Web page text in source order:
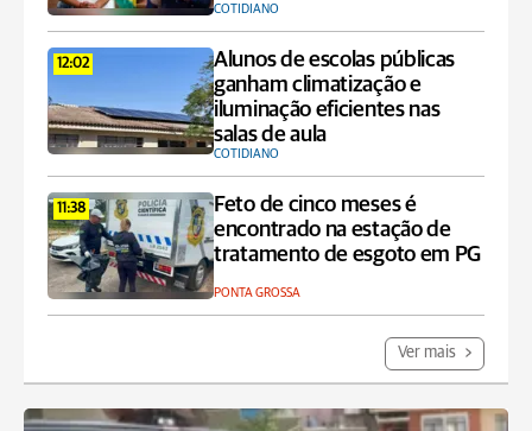
COTIDIANO
12:02
Alunos de escolas públicas
ganham climatização e
iluminação eficientes nas
salas de aula
COTIDIANO
11:38
Feto de cinco meses é
encontrado na estação de
tratamento de esgoto em PG
PONTA GROSSA
Ver mais